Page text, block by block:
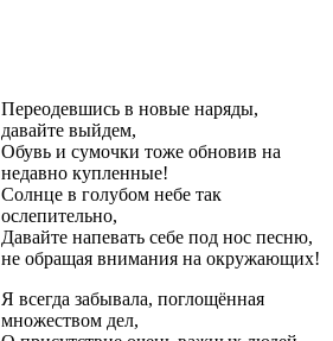
Переодевшись в новые наряды,
давайте выйдем,
Обувь и сумочки тоже обновив на
недавно купленные!
Солнце в голубом небе так
ослепительно,
Давайте напевать себе под нос песню,
не обращая внимания на окружающих!
Я всегда забывала, поглощённая
множеством дел,